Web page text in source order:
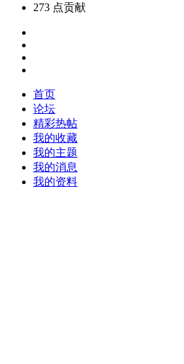
273 点贡献
首页
论坛
精彩热帖
我的收藏
我的主题
我的消息
我的资料